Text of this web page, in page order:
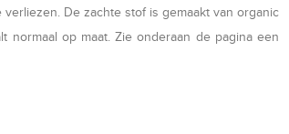
De zachte stof is gemaakt van organic
normaal op maat. Zie onderaan de pagina een